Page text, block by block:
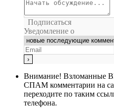
Подписаться
Уведомление о
Внимание! Взломанные
СПАМ комментарии на
переходите по таким
телефона.